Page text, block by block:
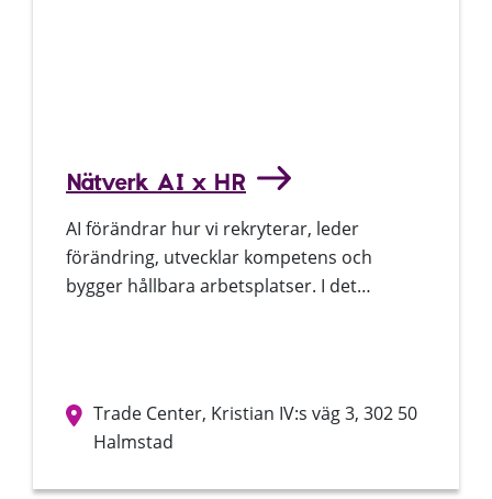
Nätverk AI x HR
AI förändrar hur vi rekryterar, leder
förändring, utvecklar kompetens och
bygger hållbara arbetsplatser. I det…
Trade Center, Kristian IV:s väg 3, 302 50
Halmstad